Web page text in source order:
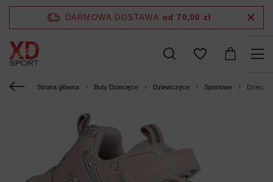
DARMOWA DOSTAWA od 70,00 zł
Strona główna Buty Dziecięce Dziewczęce Sportowe